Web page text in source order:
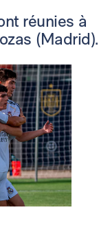
réunies à
(Madrid).